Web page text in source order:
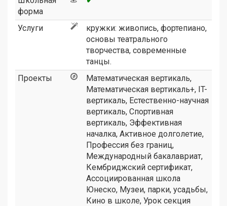
форма
Услуги
кружки: живопись, фортепиано,
основы театрального
творчества, современные
танцы.
Проекты
Математическая вертикаль,
Математическая вертикаль+, IT-
вертикаль, Естественно-научная
вертикаль, Спортивная
вертикаль, Эффективная
началка, Активное долголетие,
Профессия без границ,
Международный бакалавриат,
Кембриджский сертификат,
Ассоциированная школа
Юнеско, Музеи, парки, усадьбы,
Кино в школе, Урок секция